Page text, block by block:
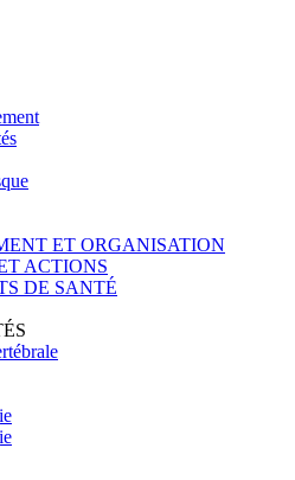
ET ORGANISATION
ACTIONS
DE SANTÉ